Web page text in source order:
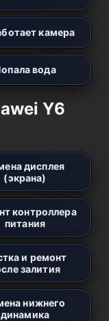
камера
вода
Y6
дисплея
(экрана)
контроллера
питания
и ремонт
залития
нижнего
динамика